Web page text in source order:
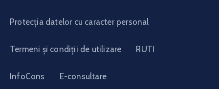
Protecția datelor cu caracter personal
Termeni și condiții de utilizare RUTI
InfoCons E-consultare